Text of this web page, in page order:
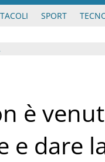
SPORT
è
e dare